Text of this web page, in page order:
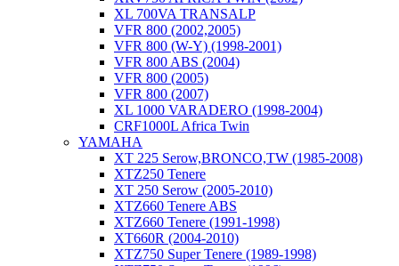
XL 700VA TRANSALP
VFR 800 (2002,2005)
VFR 800 (W-Y) (1998-2001)
VFR 800 ABS (2004)
VFR 800 (2005)
VFR 800 (2007)
XL 1000 VARADERO (1998-2004)
CRF1000L Africa Twin
YAMAHA
XT 225 Serow,BRONCO,TW (1985-2008)
XTZ250 Tenere
XT 250 Serow (2005-2010)
XTZ660 Tenere ABS
XTZ660 Tenere (1991-1998)
XT660R (2004-2010)
XTZ750 Super Tenere (1989-1998)